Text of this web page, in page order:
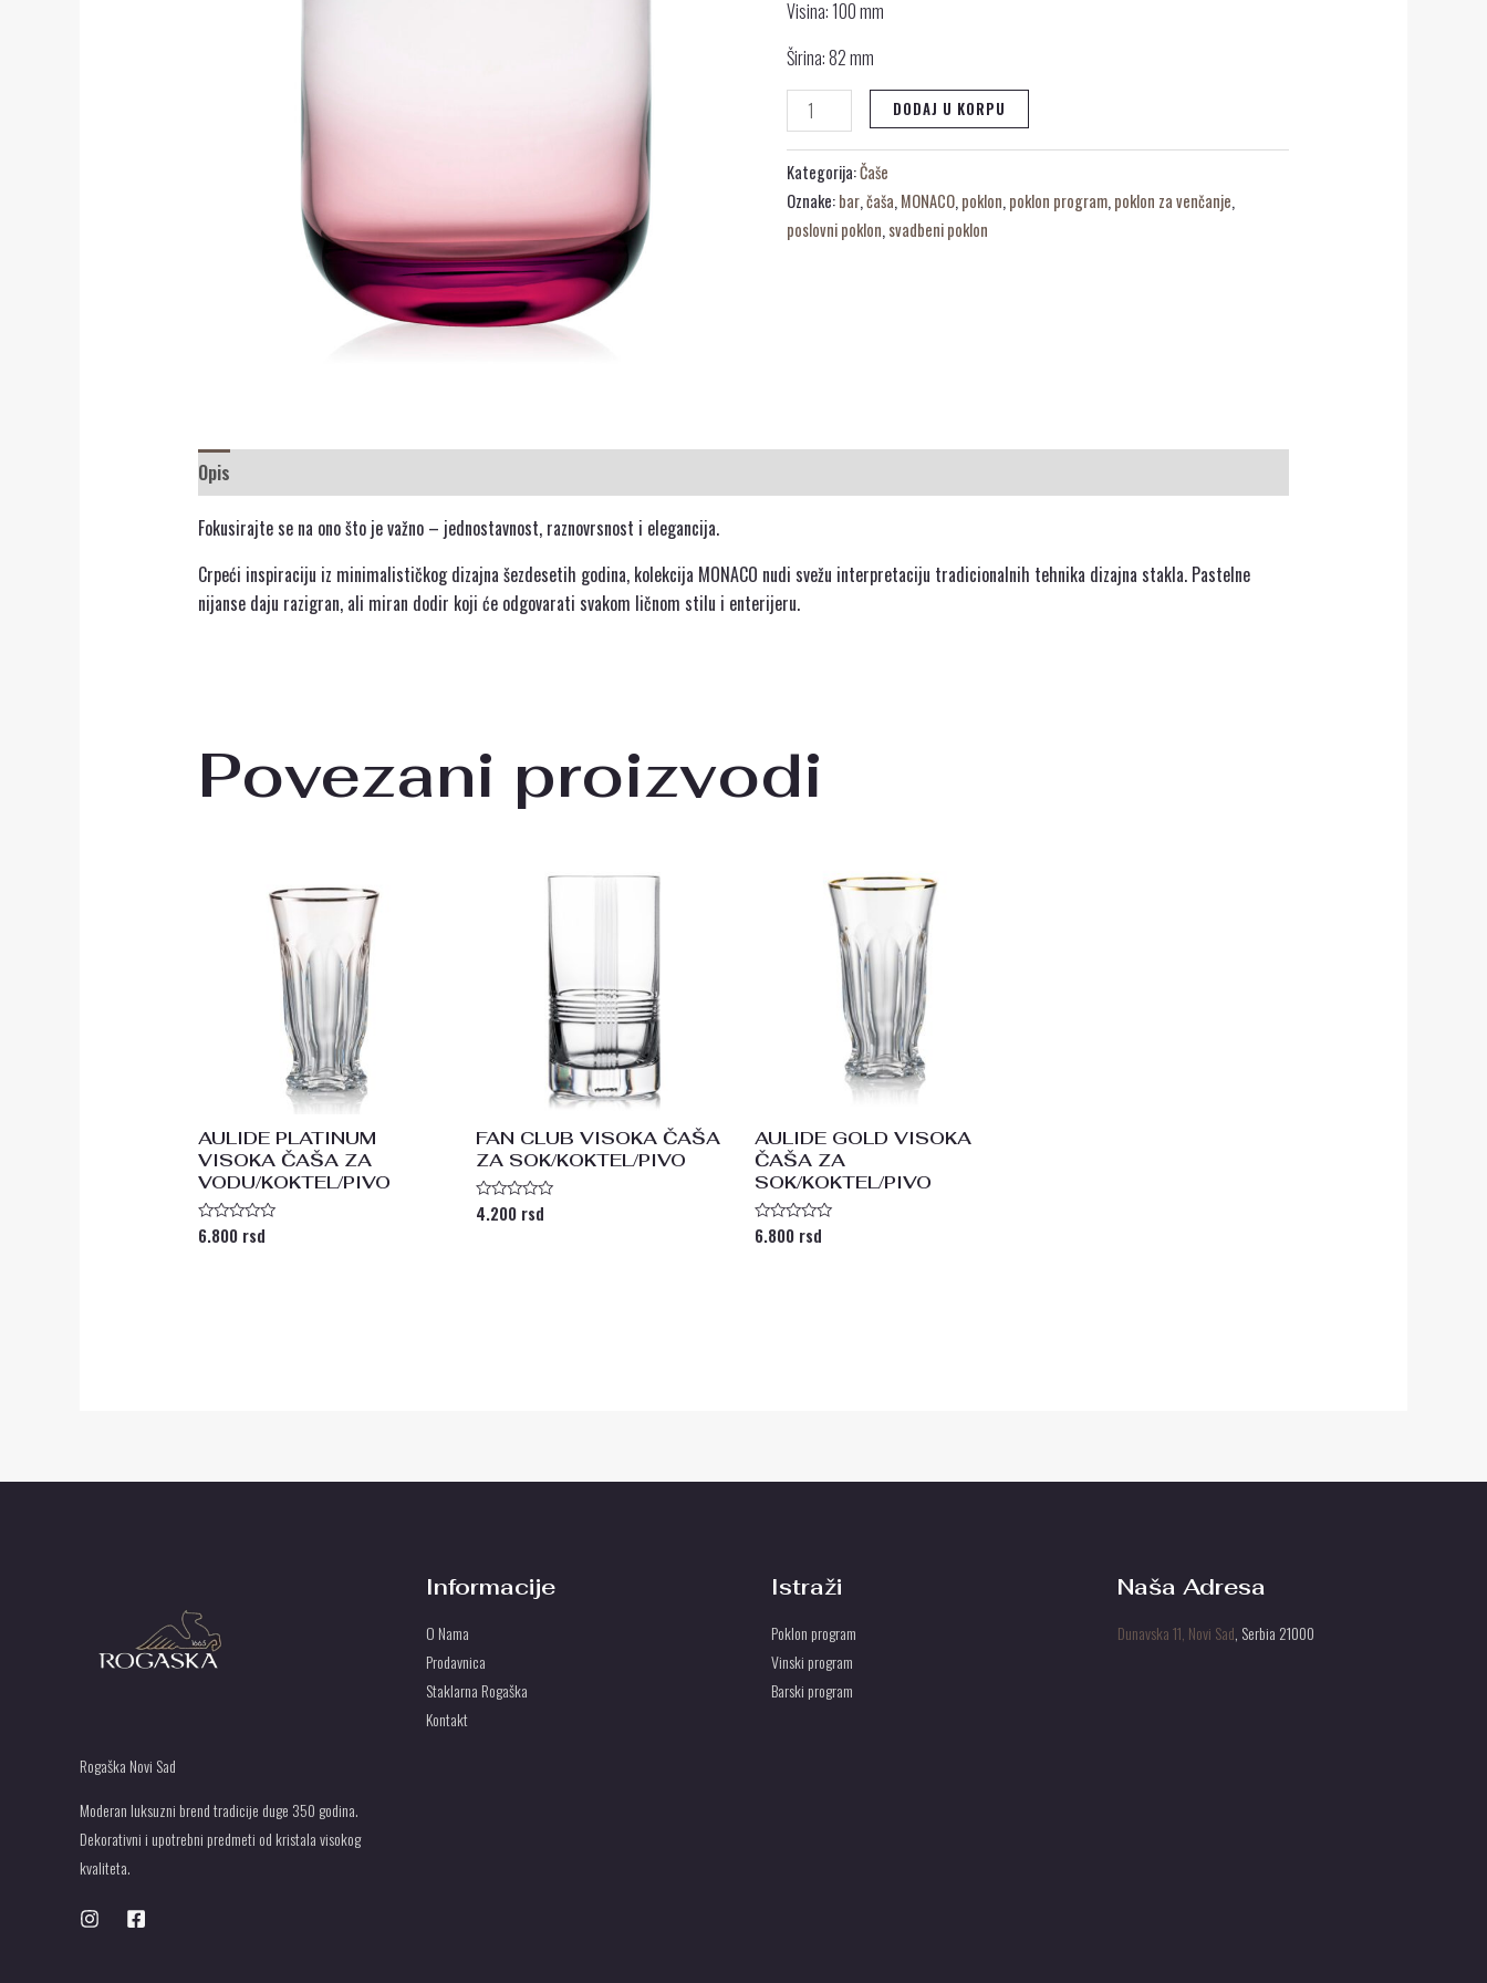
Visina: 100 mm
Širina: 82 mm
DODAJ U KORPU
Kategorija:Čaše
Oznake:bar,čaša,MONACO,poklon,poklon program,poklon za venčanje,
poslovni poklon,svadbeni poklon
Opis
Fokusirajte se na ono što je važno – jednostavnost, raznovrsnost i elegancija.
Crpeći inspiraciju iz minimalističkog dizajna šezdesetih godina, kolekcija MONACO nudi svežu interpretaciju tradicionalnih tehnika dizajna stakla. Pastelne
nijanse daju razigran, ali miran dodir koji će odgovarati svakom ličnom stilu i enterijeru.
Povezani proizvodi
AULIDE PLATINUM
VISOKA ČAŠA ZA
VODU/KOKTEL/PIVO
Ocenjeno
sa
6.800 rsd
FAN CLUB VISOKA ČAŠA
ZA SOK/KOKTEL/PIVO
Ocenjeno
sa
4.200 rsd
AULIDE GOLD VISOKA
ČAŠA ZA
SOK/KOKTEL/PIVO
Ocenjeno
sa
6.800 rsd
Rogaška Novi Sad
Moderan luksuzni brend tradicije duge 350 godina.
Dekorativni i upotrebni predmeti od kristala visokog
kvaliteta.
Informacije
O Nama
Prodavnica
Staklarna Rogaška
Kontakt
Istraži
Poklon program
Vinski program
Barski program
Naša Adresa
Dunavska 11, Novi Sad, Serbia 21000